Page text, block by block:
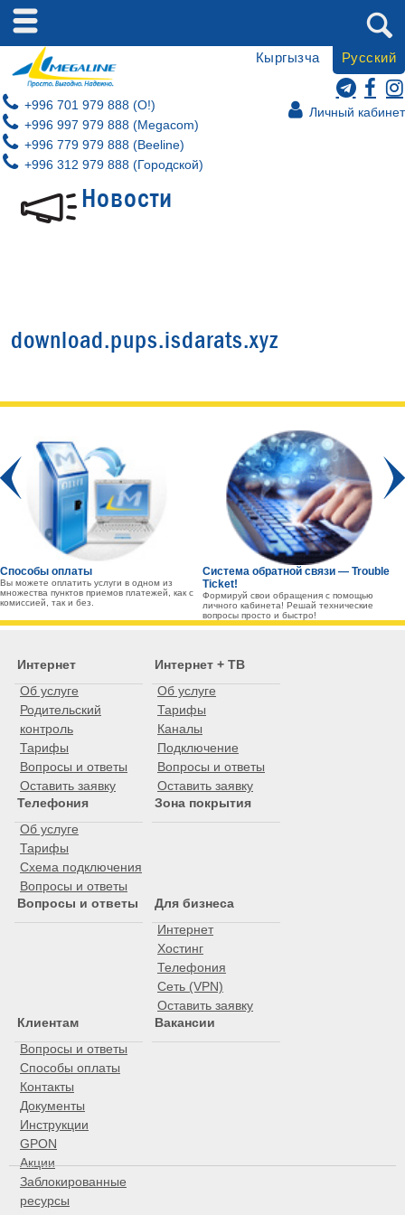
Личный кабинет
+996 701 979 888 (O!)
+996 997 979 888 (Megacom)
+996 779 979 888 (Beeline)
+996 312 979 888 (Городской)
Кыргызча Русский
Новости
download.pups.isdarats.xyz
Способы оплаты
Вы можете оплатить услуги в одном из
множества пунктов приемов платежей, как с
комиссией, так и без.
Система обратной связи — Trouble
Ticket!
Формируй свои обращения с помощью
личного кабинета! Решай технические
вопросы просто и быстро!
Интернет
Об услуге
Родительский
контроль
Тарифы
Вопросы и ответы
Оставить заявку
Интернет + ТВ
Об услуге
Тарифы
Каналы
Подключение
Вопросы и ответы
Оставить заявку
Телефония
Об услуге
Тарифы
Схема подключения
Вопросы и ответы
Зона покрытия
Вопросы и ответы
Для бизнеса
Интернет
Хостинг
Телефония
Сеть (VPN)
Оставить заявку
Клиентам
Вопросы и ответы
Способы оплаты
Контакты
Документы
Инструкции
GPON
Акции
Заблокированные
ресурсы
Вакансии